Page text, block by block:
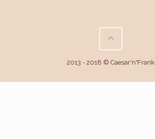
2013 - 2018 © Caesar'n'Frank